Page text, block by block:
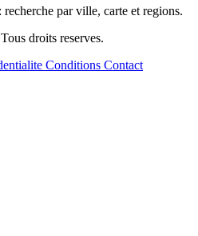
par ville, carte et regions.
droits reserves.
Conditions Contact